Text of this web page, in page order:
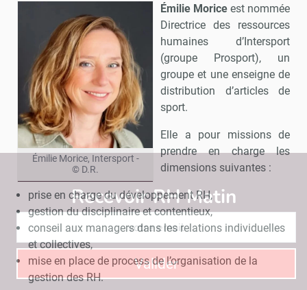
Émilie Morice, Intersport -
© D.R.
Émilie Morice est nommée
Directrice des ressources
humaines d’Intersport
(groupe Prosport), un
groupe et une enseigne de
distribution d’articles de
sport.
Elle a pour missions de
prendre en charge les
dimensions suivantes :
prise en charge du développement RH,
gestion du disciplinaire et contentieux,
conseil aux managers dans les relations individuelles
et collectives,
mise en place de process de l’organisation de la
gestion des RH.
Recevoir RH Matin
Valider